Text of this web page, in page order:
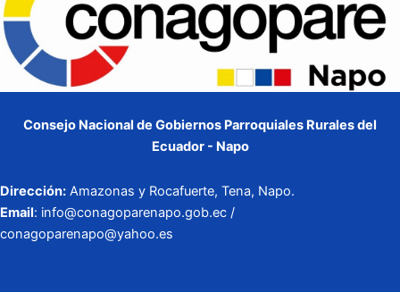
Consejo Nacional de Gobiernos Parroquiales Rurales del
Ecuador - Napo
Dirección: Amazonas y Rocafuerte, Tena, Napo.
Email: info@conagoparenapo.gob.ec /
conagoparenapo@yahoo.es